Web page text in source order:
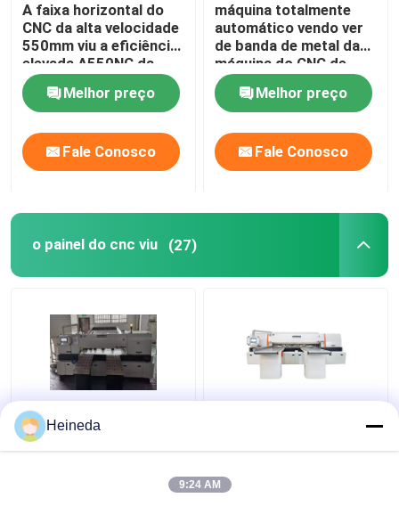
A faixa horizontal do
CNC da alta velocidade
550mm viu a eficiência
elevada A550NC da
máquina
Melhor preço
Fale Conosco
máquina totalmente
automático vendo ver
de banda de metal da
máquina do CNC de
400mm
Melhor preço
Fale Conosco
o painel do cnc viu (27)
A circular do painel da
serra do painel do CNC
comprimento de corte
de funcionamento alta
dos assentos da
Heineda
9:24 AM